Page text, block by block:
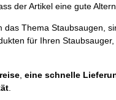
der Artikel eine gute
das Thema Staubsaugen,
für Ihren
,eine schnelle
.